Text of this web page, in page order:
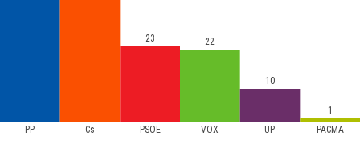
PP Cs PSOE VOX UP PACMA
23 22
10
1